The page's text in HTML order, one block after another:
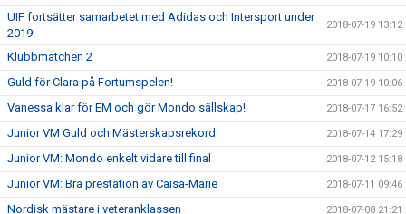
UIF fortsätter samarbetet med Adidas och Intersport under
2019!
2018-07-19 13:12
Klubbmatchen 2 2018-07-19 10:10
Guld för Clara på Fortumspelen! 2018-07-19 10:06
Vanessa klar för EM och gör Mondo sällskap! 2018-07-17 16:52
Junior VM Guld och Mästerskapsrekord 2018-07-14 17:29
Junior VM: Mondo enkelt vidare till final 2018-07-12 15:18
Junior VM: Bra prestation av Caisa-Marie 2018-07-11 09:46
Nordisk mästare i veteranklassen 2018-07-08 21:21